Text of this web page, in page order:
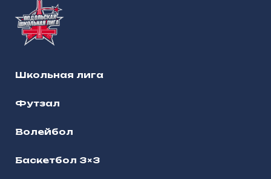
Школьная лига
Футзал
Волейбол
Баскетбол 3×3